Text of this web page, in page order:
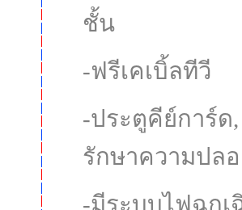
ชั้น
-ฟรีเคเบิ้ลทีวี
-ประตูคีย์การ์ด
รักษาความปล
-มีระบบไฟฉุกเ